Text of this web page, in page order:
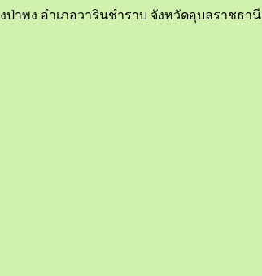
าพง อำเภอวารินชำราบ จังหวัดอุบลราชธานี